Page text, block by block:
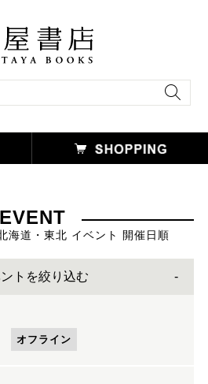
EVENT
海道・東北 イベント 開催日順
トを絞り込む
オフライン